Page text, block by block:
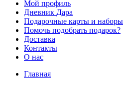
Мой профиль
Дневник Дара
Подарочные карты и наборы
Помочь подобрать подарок?
Доставка
Контакты
О нас
Главная